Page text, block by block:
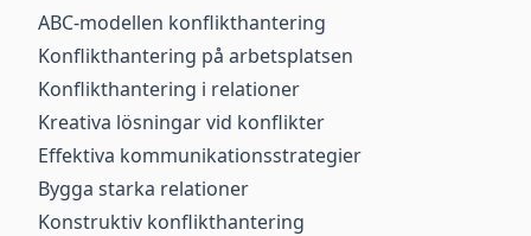
ABC-modellen konflikthantering
Konflikthantering på arbetsplatsen
Konflikthantering i relationer
Kreativa lösningar vid konflikter
Effektiva kommunikationsstrategier
Bygga starka relationer
Konstruktiv konflikthantering